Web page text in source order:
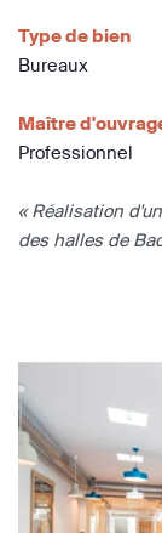
Type de bien
Bureaux
Maître
Professionnel
« Réalisation
des halles de